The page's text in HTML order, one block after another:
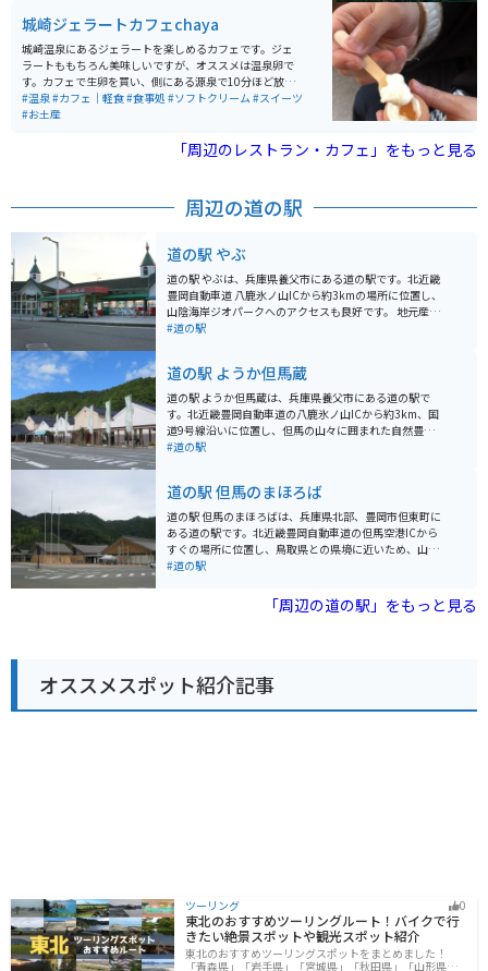
城崎ジェラートカフェchaya
城崎温泉にあるジェラートを楽しめるカフェです。ジェ
ラートももちろん美味しいですが、オススメは温泉卵で
す。カフェで生卵を買い、側にある源泉で10分ほど放置
したらできます。味付けなしでも美味しいですが、塩を
少しかけるとさらに美味しいです。専用の駐車場はない
#温泉#カフェ｜軽食#食事処 #ソフトクリーム#スイーツ
#お土産
「周辺のレストラン・カフェ」をもっと見る
周辺の道の駅
道の駅 やぶ
道の駅 やぶは、兵庫県養父市にある道の駅です。北近畿
豊岡自動車道 八鹿氷ノ山ICから約3kmの場所に位置し、
山陰海岸ジオパークへのアクセスも良好です。 地元産の
新鮮な野菜や加工品が販売されている「彩菜館」が人気
卵」がおすすめです。 ツーリングで訪れる場合、道の駅
やぶは休憩場所として最適です。駐車場も広く、バイク
ラックも完備されています。周辺には、氷ノ山や瀞川平
など、自然豊かな観光スポットも点在しており、ツーリ
ングの拠点としてもおすすめです。
#道の駅
道の駅 ようか但馬蔵
道の駅 ようか但馬蔵は、兵庫県養父市にある道の駅で
す。北近畿豊岡自動車道の八鹿氷ノ山ICから約3km、国
道9号線沿いに位置し、但馬の山々に囲まれた自然豊か
な場所にあり、ドライブの休憩スポットとして人気で
探しにも最適です。また、レストランでは、但馬牛を使
った料理や、地元産のそばなどが楽しめます。 バイクで
訪れる場合、道の駅には広い駐車場が完備されているの
で安心です。ツーリングの休憩場所として、立ち寄って
みてはいかがでしょうか。周辺には、氷ノ山や鉢伏高原
ぜひ一度訪れてみてください。
#道の駅
道の駅 但馬のまほろば
道の駅 但馬のまほろばは、兵庫県北部、豊岡市但東町に
ある道の駅です。北近畿豊岡自動車道の但馬空港ICから
すぐの場所に位置し、鳥取県との県境に近いため、山陰
地方へのアクセスにも便利です。 地元の新鮮な野菜や但
ューが楽しめるレストランが人気です。また、周辺に
は、日本の滝百選に選ばれた「猿尾滝」、高さ約40mか
ロードで、ツーリングにも最適です。但馬牛バーガーや
但馬牛コロッケなど、地元グルメを堪能できるのも魅力
です。
#道の駅
「周辺の道の駅」をもっと見る
オススメスポット紹介記事
ツーリング 0
東北のおすすめツーリングルート！バイクで行
きたい絶景スポットや観光スポット紹介
東北のおすすめツーリングスポットをまとめました！
「青森県」「岩手県」「宮城県」「秋田県」「山形県」